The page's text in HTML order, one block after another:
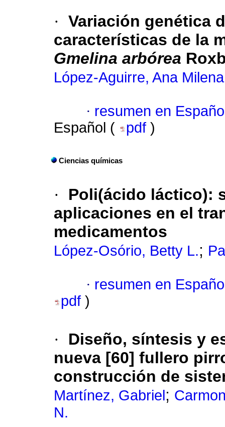
· Variación genética
características de la
Gmelina arbórea
López-Aguirre, Ana Milena
· resumen en
Español (
pdf )
Ciencias químicas
·
Poli(ácido láctico):
aplicaciones en el
medicamentos
López-Osório, Betty L.;
· resumen en
pdf )
·
Diseño, síntesis y
nueva [60] fullero
construcción de
Martínez, Gabriel ;
N.